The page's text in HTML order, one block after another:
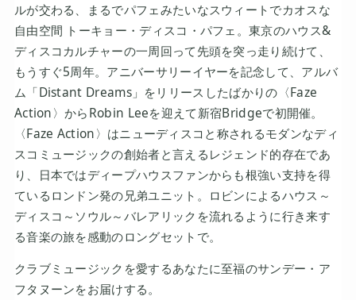
ルが交わる、まるでパフェみたいなスウィートでカオスな
自由空間 トーキョー・ディスコ・パフェ。東京のハウス&
ディスコカルチャーの一周回って先頭を突っ走り続けて、
もうすぐ5周年。アニバーサリーイヤーを記念して、アルバ
ム「Distant Dreams」をリリースしたばかりの〈Faze
Action〉からRobin Leeを迎えて新宿Bridgeで初開催。
〈Faze Action〉はニューディスコと称されるモダンなディ
スコミュージックの創始者と言えるレジェンド的存在であ
り、日本ではディープハウスファンからも根強い支持を得
ているロンドン発の兄弟ユニット。ロビンによるハウス～
ディスコ～ソウル～バレアリックを流れるように行き来す
る音楽の旅を感動のロングセットで。
クラブミュージックを愛するあなたに至福のサンデー・ア
フタヌーンをお届けする。